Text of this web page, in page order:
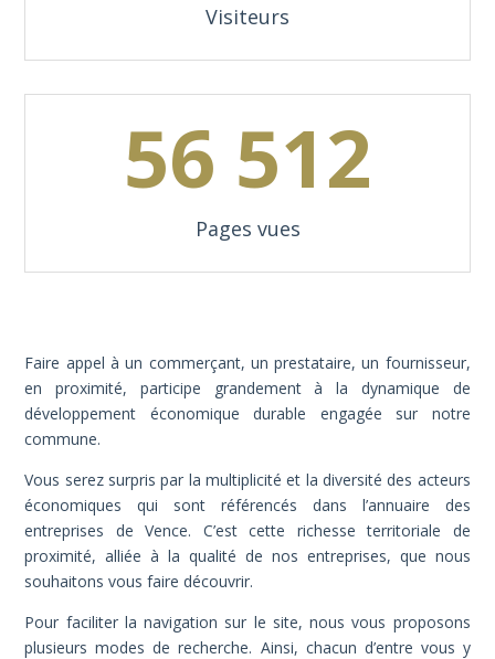
Visiteurs
56 512
Pages vues
Faire appel à un commerçant, un prestataire, un fournisseur,
en proximité, participe grandement à la dynamique de
développement économique durable engagée sur notre
commune.
Vous serez surpris par la multiplicité et la diversité des acteurs
économiques qui sont référencés dans l’annuaire des
entreprises de Vence. C’est cette richesse territoriale de
proximité, alliée à la qualité de nos entreprises, que nous
souhaitons vous faire découvrir.
Pour faciliter la navigation sur le site, nous vous proposons
plusieurs modes de recherche. Ainsi, chacun d’entre vous y